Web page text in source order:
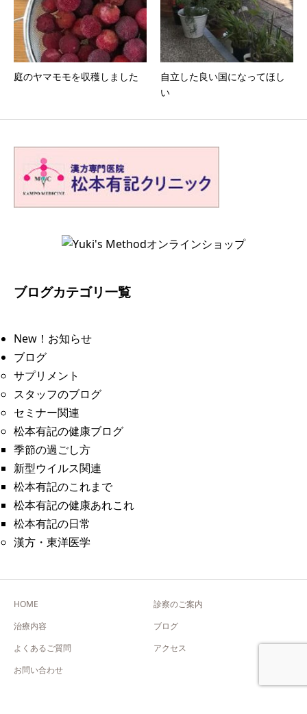
庭のヤマモモを収穫しました
自立した良い国になってほし
い
ブログカテゴリ一覧
New！お知らせ
ブログ
サプリメント
スタッフのブログ
セミナー関連
松本有記の健康ブログ
季節の過ごし方
新型ウイルス関連
松本有記のこれまで
松本有記の健康あれこれ
松本有記の日常
漢方・東洋医学
HOME
診察のご案内
治療内容
ブログ
よくあるご質問
アクセス
お問い合わせ